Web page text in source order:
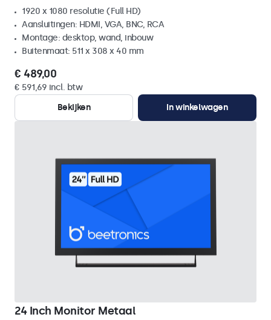
1920 x 1080 resolutie (Full HD)
Aansluitingen: HDMI, VGA, BNC, RCA
Montage: desktop, wand, inbouw
Buitenmaat: 511 x 308 x 40 mm
€ 489,00
€ 591,69 incl. btw
Bekijken
In winkelwagen
24 Inch Monitor Metaal